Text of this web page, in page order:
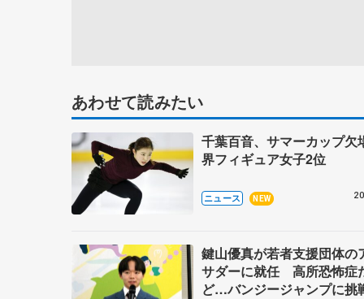
あわせて読みたい
千葉百音、サマーカップ
界フィギュア女子2位
ニュース NEW
鍵山優真が若者支援団体の
サダーに就任 高所恐怖症
ど…バンジージャンプに挑